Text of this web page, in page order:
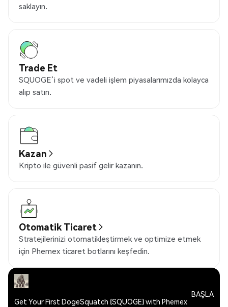
saklayın.
Trade Et
SQUOGE’i spot ve vadeli işlem piyasalarımızda kolayca
alıp satın.
Kazan
Kripto ile güvenli pasif gelir kazanın.
Otomatik Ticaret
Stratejilerinizi otomatikleştirmek ve optimize etmek
için Phemex ticaret botlarını keşfedin.
Get Your First DogeSquatch (SQUOGE) with Phemex
BAŞLA